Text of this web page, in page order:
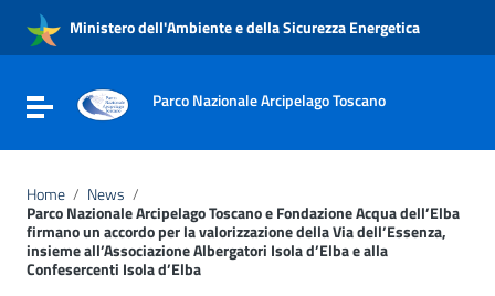
Vai al menu di navigazione
Vai al footer
Ministero dell'Ambiente e della Sicurezza Energetica
Attiva / disattiva la navigazione
Parco Nazionale Arcipelago Toscano
Home / News /
Parco Nazionale Arcipelago Toscano e Fondazione Acqua dell’Elba
firmano un accordo per la valorizzazione della Via dell’Essenza,
insieme all’Associazione Albergatori Isola d’Elba e alla
Confesercenti Isola d’Elba